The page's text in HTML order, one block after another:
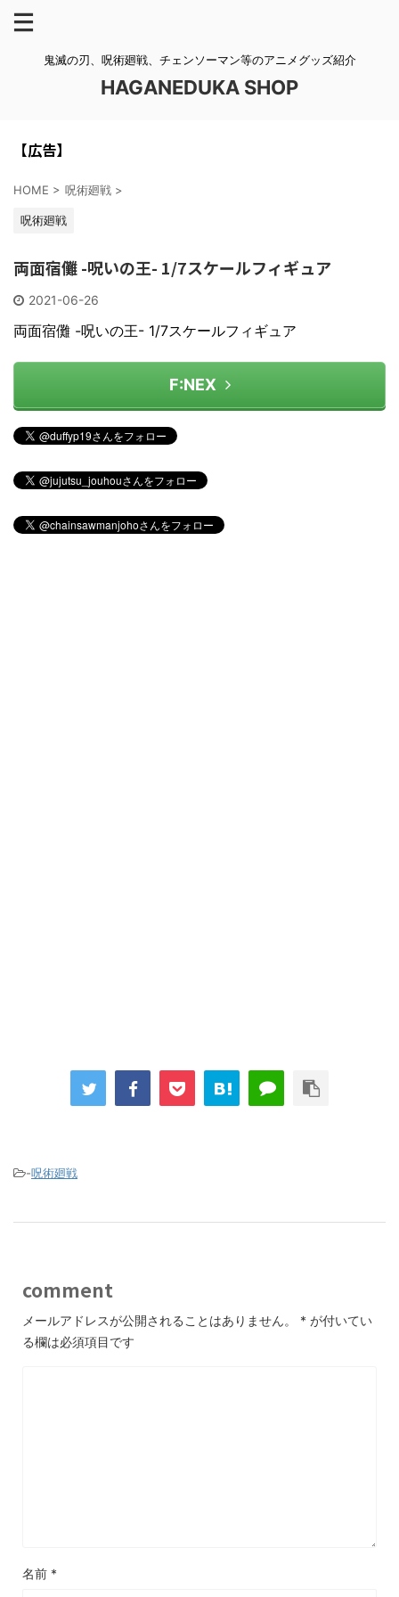
鬼滅の刃、呪術廻戦、チェンソーマン等のアニメグッズ紹介
HAGANEDUKA SHOP
【広告】
HOME > 呪術廻戦 >
呪術廻戦
両面宿儺 -呪いの王- 1/7スケールフィギュア
2021-06-26
両面宿儺 -呪いの王- 1/7スケールフィギュア
F:NEX
-呪術廻戦
comment
メールアドレスが公開されることはありません。 * が付いてい
る欄は必須項目です
名前 *